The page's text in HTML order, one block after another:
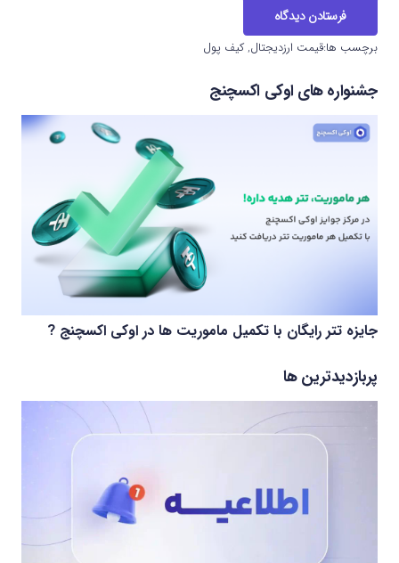
فرستادن دیدگاه
برچسب ها:قیمت ارزدیجتال,کیف پول
جشنواره های اوکی اکسچنج
جایزه تتر رایگان با تکمیل ماموریت ها در اوکی اکسچنج ?
پربازدیدترین ها